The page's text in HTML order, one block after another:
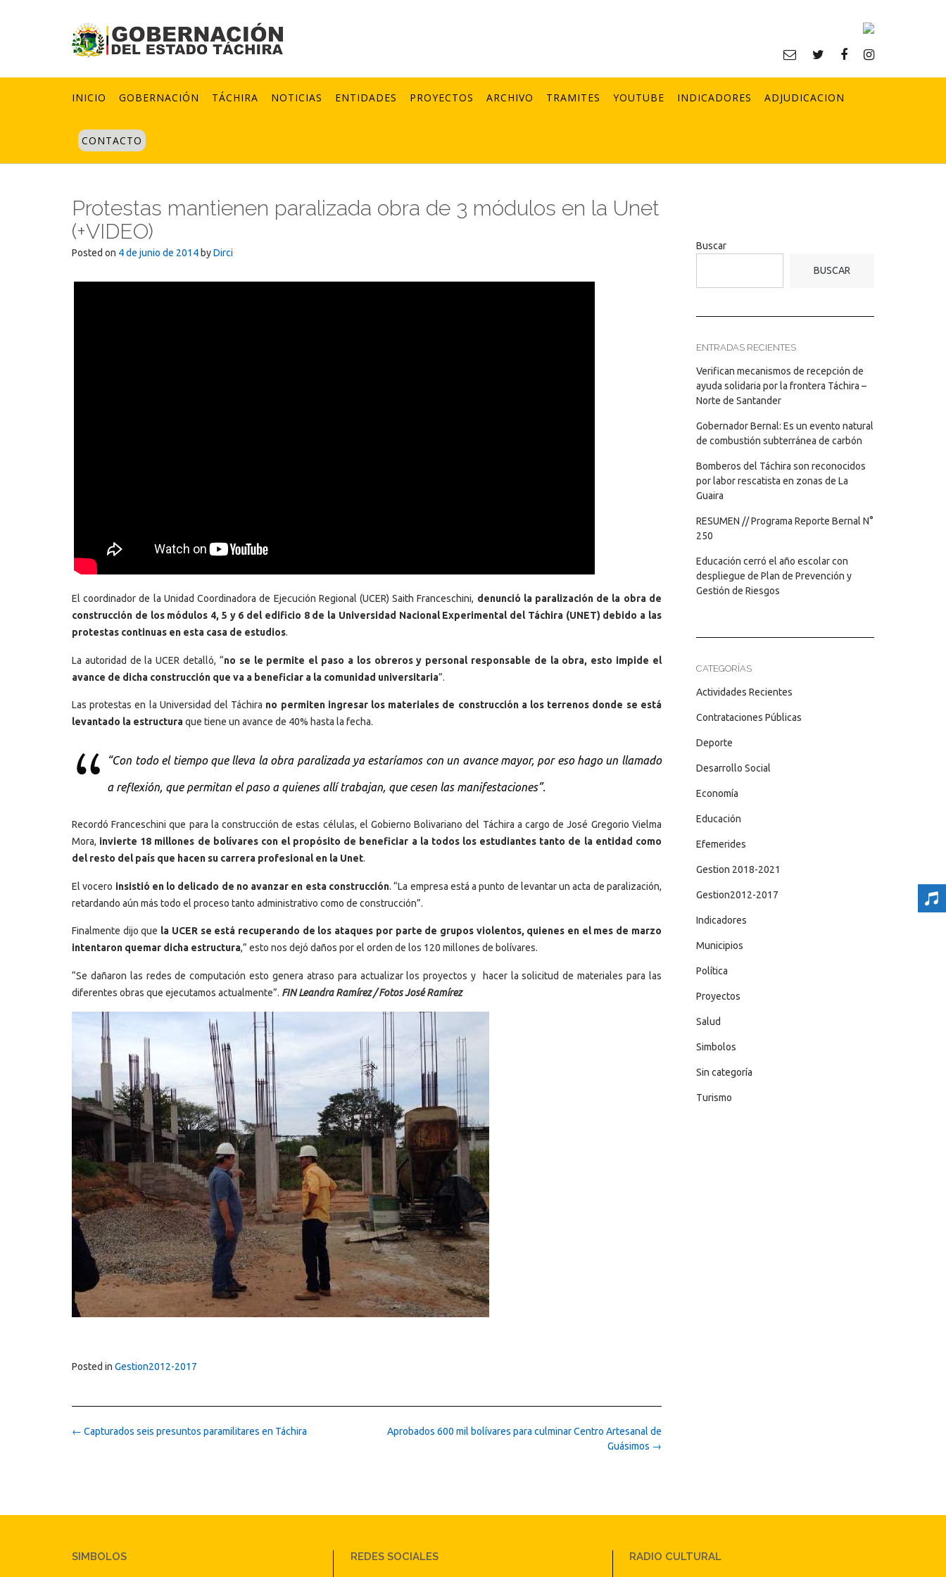
INICIO GOBERNACIÓN TÁCHIRA NOTICIAS ENTIDADES PROYECTOS ARCHIVO TRAMITES YOUTUBE INDICADORES ADJUDICACION
CONTACTO
Protestas mantienen paralizada obra de 3 módulos en la Unet
(+VIDEO)
Posted on 4 de junio de 2014 byDirci
El coordinador de la Unidad Coordinadora de Ejecución Regional (UCER) Saith Franceschini, denunció la paralización de la obra de
construcción de los módulos 4, 5 y 6 del edificio 8 de la Universidad Nacional Experimental del Táchira (UNET) debido a las
protestas continuas en esta casa de estudios.
La autoridad de la UCER detalló, “no se le permite el paso a los obreros y personal responsable de la obra, esto impide el
avance de dicha construcción que va a beneficiar a la comunidad universitaria”.
Las protestas en la Universidad del Táchira no permiten ingresar los materiales de construcción a los terrenos donde se está
levantado la estructuraque tiene un avance de 40% hasta la fecha.
“Con todo el tiempo que lleva la obra paralizada ya estaríamos con un avance mayor, por eso hago un llamado
a reflexión, que permitan el paso a quienes allí trabajan, que cesen las manifestaciones”.
Recordó Franceschini que para la construcción de estas células, el Gobierno Bolivariano del Táchira a cargo de José Gregorio Vielma
Mora, invierte 18 millones de bolívares con el propósito de beneficiar a la todos los estudiantes tanto de la entidad como
del resto del país que hacen su carrera profesional en la Unet.
El vocero insistió en lo delicado de no avanzar en esta construcción. “La empresa está a punto de levantar un acta de paralización,
retardando aún más todo el proceso tanto administrativo como de construcción”.
Finalmente dijo que la UCER se está recuperando de los ataques por parte de grupos violentos, quienes en el mes de marzo
intentaron quemar dicha estructura,” esto nos dejó daños por el orden de los 120 millones de bolívares.
“Se dañaron las redes de computación esto genera atraso para actualizar los proyectos y hacer la solicitud de materiales para las
diferentes obras que ejecutamos actualmente”. FIN Leandra Ramírez / Fotos José Ramírez
Posted in Gestion2012-2017
Post
Aprobados 600 mil bolívares para culminar Centro Artesanal de
Guásimos →
← Capturados seis presuntos paramilitares en Táchira
Buscar
BUSCAR
ENTRADAS RECIENTES
Verifican mecanismos de recepción de
ayuda solidaria por la frontera Táchira –
Norte de Santander
Gobernador Bernal: Es un evento natural
de combustión subterránea de carbón
Bomberos del Táchira son reconocidos
por labor rescatista en zonas de La
Guaira
RESUMEN // Programa Reporte Bernal N°
250
Educación cerró el año escolar con
despliegue de Plan de Prevención y
Gestión de Riesgos
CATEGORÍAS
Actividades Recientes
Contrataciones Públicas
Deporte
Desarrollo Social
Economía
Educación
Efemerides
Gestion 2018-2021
Gestion2012-2017
Indicadores
Municipios
Política
Proyectos
Salud
Simbolos
Sin categoría
Turismo
SIMBOLOS REDES SOCIALES RADIO CULTURAL